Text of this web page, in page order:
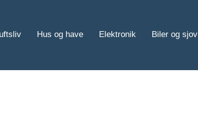
Hus og have Elektronik Biler og sjov